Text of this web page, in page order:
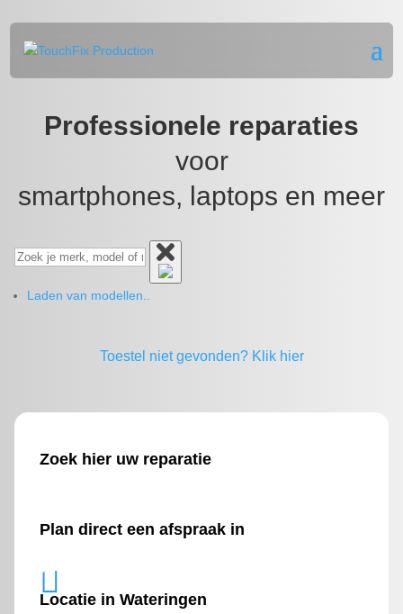
Professionele reparaties
voor
smartphones, laptops en meer
Laden van modellen..
Toestel niet gevonden? Klik hier
Zoek hier uw reparatie
Plan direct een afspraak in

Locatie in Wateringen